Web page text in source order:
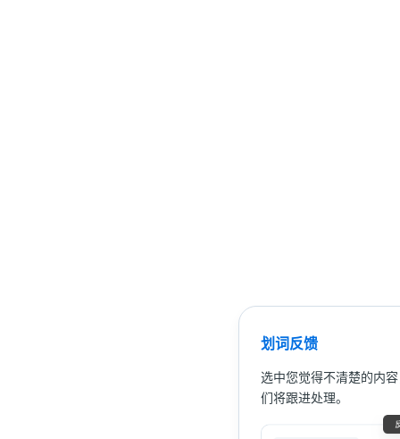
划词反馈
选中您觉得不清楚的内
们将跟进处理。